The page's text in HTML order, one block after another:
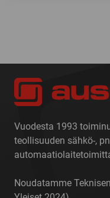
Vuodesta 1993
teollisuuden sähkö-,
Noudatamme